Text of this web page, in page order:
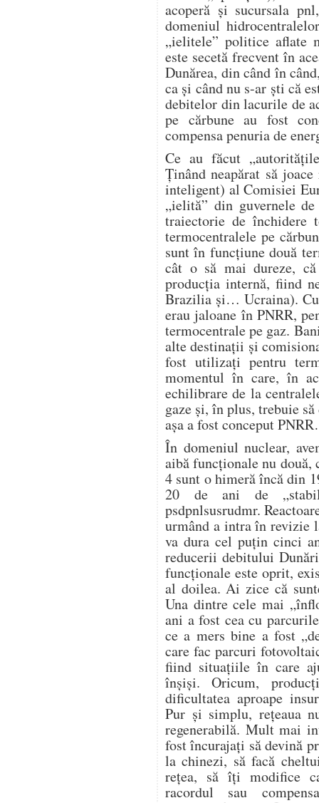
acoperă și sucursala
domeniul
„ielitele” politice aflate
este secetă frecvent în
Dunărea, din când în
ca și când nu s-ar ști că
debitelor din lacurile de
pe cărbune au fost
compensa penuria de
Ce au făcut
Ținând neapărat să
inteligent) al Comisiei
„ielită” din guvernele
traiectorie de închidere
termocentralele pe
sunt în funcțiune două
cât o să mai dureze,
producția internă, fiind
Brazilia și… Ucraina).
erau jaloane în PNRR,
termocentrale pe gaz.
alte destinații și
fost utilizați pentru
momentul în care, în
echilibrare de la
gaze și, în plus, trebuie
așa a fost conceput
În domeniul nuclear,
aibă funcționale nu două,
4 sunt o himeră încă din
20 de ani de
psdpnlsusrudmr.
urmând a intra în revizie
va dura cel puțin cinci
reducerii debitului
funcționale este oprit,
al doilea. Ai zice că
Una dintre cele mai
ani a fost cea cu
ce a mers bine a fost
care fac parcuri
fiind situațiile în care
înșiși. Oricum,
dificultatea aproape
Pur și simplu, rețeaua
regenerabilă. Mult mai
fost încurajați să devină
la chinezi, să facă
rețea, să îți modifice
racordul sau